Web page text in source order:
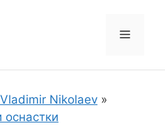
Меню
Nikolaev »